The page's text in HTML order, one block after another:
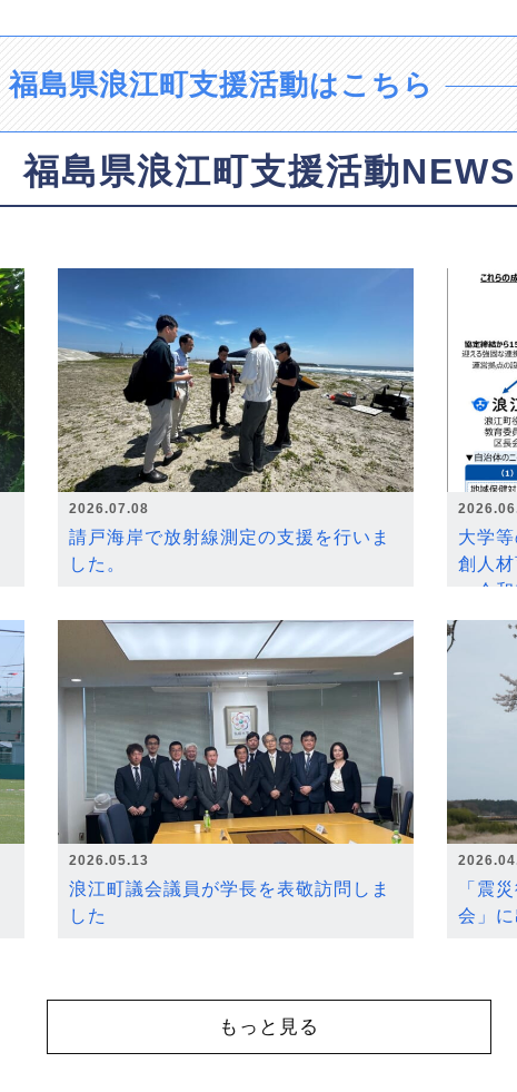
福島県浪江町支援活動はこちら
福島県浪江町支援活動NEWS
2026.07.08
請戸海岸で放射線測定の支援を行いま
した。
大学
創人
～令
2026.05.13
浪江町議会議員が学長を表敬訪問しま
した
「震
会」
もっと見る